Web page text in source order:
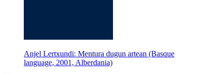
Anjel Lertxundi: Mentura dugun artean (Basque
language, 2001, Alberdania)